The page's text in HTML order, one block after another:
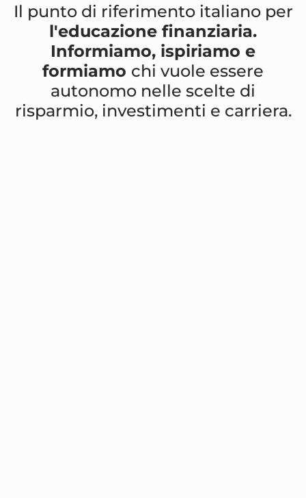
Il punto di riferimento italiano per
l'educazione finanziaria.
Informiamo, ispiriamo e
formiamo chi vuole essere
autonomo nelle scelte di
risparmio, investimenti e carriera.